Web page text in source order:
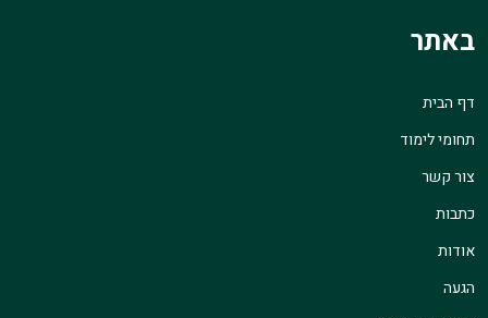
באתר
דף הבית
תחומי לימוד
צור קשר
כתבות
אודות
הגעה